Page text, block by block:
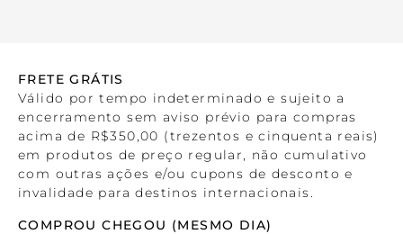
FRETE GRÁTIS
Válido por tempo indeterminado e sujeito a
encerramento sem aviso prévio para compras
acima de R$350,00 (trezentos e cinquenta reais)
em produtos de preço regular, não cumulativo
com outras ações e/ou cupons de desconto e
invalidade para destinos internacionais.
COMPROU CHEGOU (MESMO DIA)